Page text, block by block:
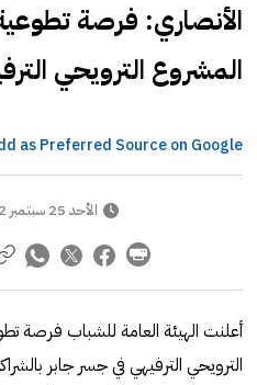
الأنصاري: فرصة
المشروع الترويحي
as Preferred Source on Google
الأحد 25 سبتمبر 2022
أعلنت الهيئة العامة للشباب فرصة
الترويحي الترفيهي في جسر جابر